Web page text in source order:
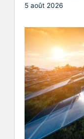
5 août 2026